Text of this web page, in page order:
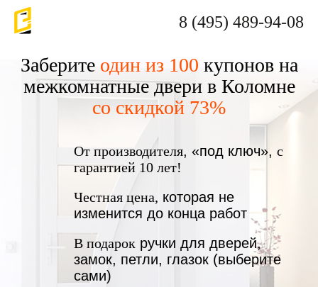
8 (495) 489-94-08
Заберите один из 100 купонов на
межкомнатные двери в Коломне
со скидкой 73%
От производителя, «под ключ», с
гарантией 10 лет!
Честная цена, которая не
изменится до конца работ
В подарок ручки для дверей,
замок, петли, глазок (выберите
сами)